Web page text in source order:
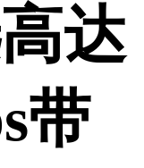
达
带